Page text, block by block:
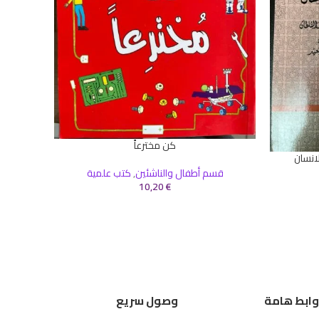
كن مخترعاً
قسم أطفال والناشئين,كتب علمية
10,20€
هامة وصول سريع